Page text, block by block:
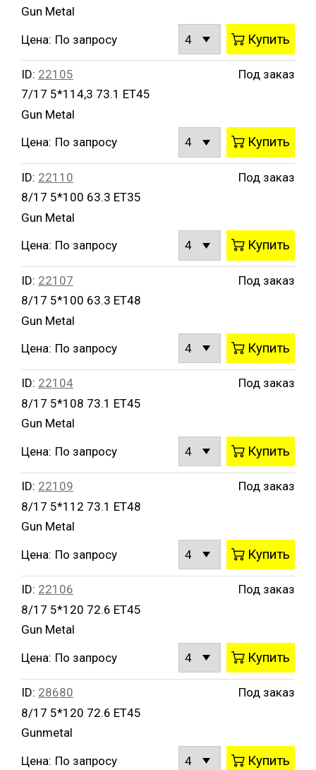
Gun Metal
Цена: По запросу Купить
ID: 22105
7/17 5*114,3 73.1 ET45
Gun Metal
Под заказ
Цена: По запросу Купить
ID: 22110
8/17 5*100 63.3 ET35
Gun Metal
Под заказ
Цена: По запросу Купить
ID: 22107
8/17 5*100 63.3 ET48
Gun Metal
Под заказ
Цена: По запросу Купить
ID: 22104
8/17 5*108 73.1 ET45
Gun Metal
Под заказ
Цена: По запросу Купить
ID: 22109
8/17 5*112 73.1 ET48
Gun Metal
Под заказ
Цена: По запросу Купить
ID: 22106
8/17 5*120 72.6 ET45
Gun Metal
Под заказ
Цена: По запросу Купить
ID: 28680
8/17 5*120 72.6 ET45
Gunmetal
Под заказ
Цена: По запросу Купить